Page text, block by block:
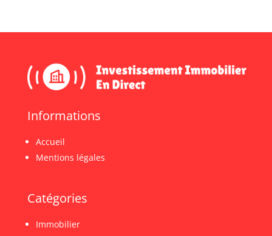
Informations
Accueil
Mentions légales
Catégories
Immobilier